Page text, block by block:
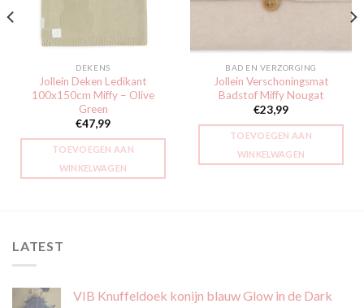
DEKENS
Jollein Deken Ledikant
100x150cm Miffy – Olive
Green
€47,99
TOEVOEGEN AAN
WINKELWAGEN
BAD EN VERZORGING
Jollein Verschoningsmat
Badstof Miffy Nougat
€23,99
TOEVOEGEN AAN
WINKELWAGEN
LATEST
VIB Knuffeldoek konijn blauw Glow in de Dark